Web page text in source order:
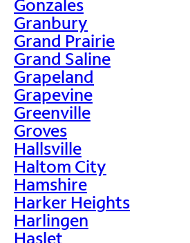
Gonzales
Granbury
Grand Prairie
Grand Saline
Grapeland
Grapevine
Greenville
Groves
Hallsville
Haltom City
Hamshire
Harker Heights
Harlingen
Haslet